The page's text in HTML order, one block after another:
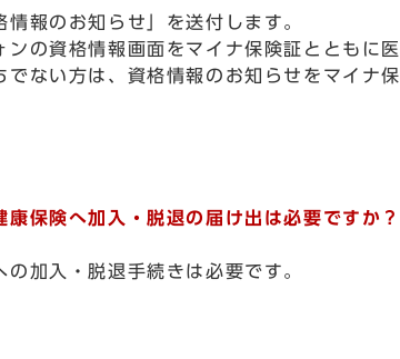
報のお知らせ」を送付します。
の資格情報画面をマイナ保険証とともに医
ない方は、資格情報のお知らせをマイナ保
保険へ加入・脱退の届け出は必要ですか？
加入・脱退手続きは必要です。